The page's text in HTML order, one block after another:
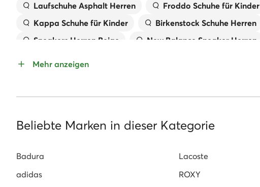
Laufschuhe Asphalt Herren Froddo Schuhe für Kinder
Kappa Schuhe für Kinder
Birkenstock Schuhe Herren
Sneakers Herren Beige
New Balance Sneaker Herren
Mehr anzeigen
Beliebte Marken in dieser Kategorie
Badura Lacoste
adidas
ROXY